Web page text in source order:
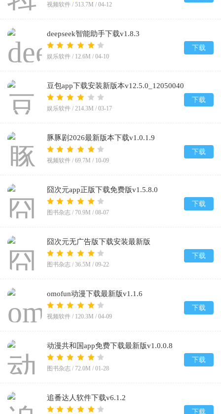
视频软件 / 513.7M / 04-12
deepseek智能助手下载v1.8.3
娱乐软件 / 12.6M / 04-10
下载
豆包app下载安装新版本v12.5.0_12050040
娱乐软件 / 214.3M / 03-17
下载
豚豚剧2026最新版本下载v1.0.1.9
视频软件 / 69.7M / 10-09
下载
囧次元app正版下载免费版v1.5.8.0
图书杂志 / 70.9M / 08-07
下载
囧次元无广告版下载安装最新版
2026v1.5.8.0
图书杂志 / 36.5M / 09-22
下载
omofun动漫下载最新版v1.1.6
视频软件 / 120.3M / 04-09
下载
动漫共和国app免费下载最新版v1.0.0.8
图书杂志 / 72.0M / 01-28
下载
追番达人软件下载v6.1.2
下载